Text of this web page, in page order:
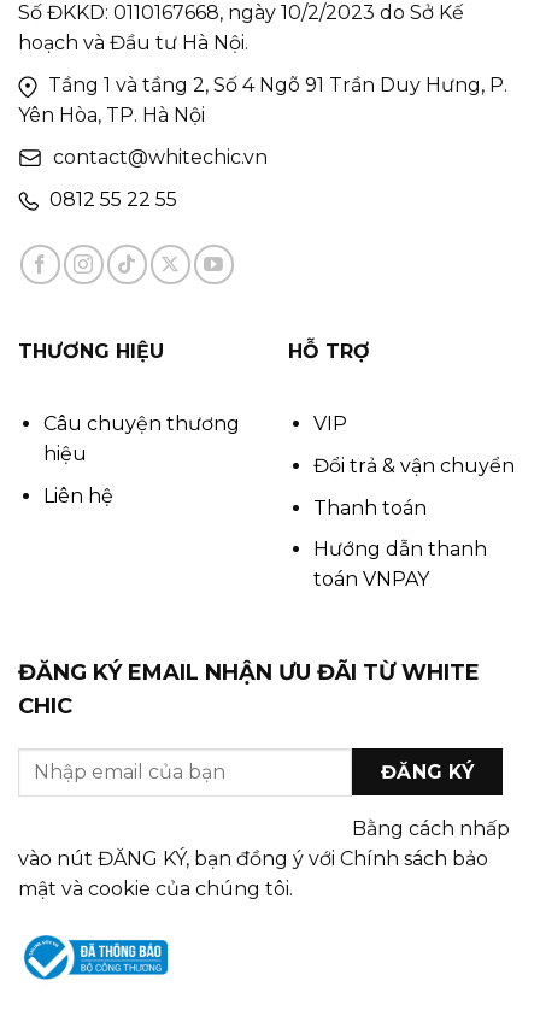
Số ĐKKD: 0110167668, ngày 10/2/2023 do Sở Kế
hoạch và Đầu tư Hà Nội.
Tầng 1 và tầng 2, Số 4 Ngõ 91 Trần Duy Hưng, P.
Yên Hòa, TP. Hà Nội
contact@whitechic.vn
0812 55 22 55
THƯƠNG HIỆU
Câu chuyện thương
hiệu
Liên hệ
HỖ TRỢ
VIP
Đổi trả & vận chuyển
Thanh toán
Hướng dẫn thanh
toán VNPAY
ĐĂNG KÝ EMAIL NHẬN ƯU ĐÃI TỪ WHITE
CHIC
Bằng cách nhấp
vào nút ĐĂNG KÝ, bạn đồng ý với Chính sách bảo
mật và cookie của chúng tôi.